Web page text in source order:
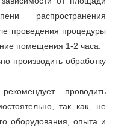
распространения
проведения процедуры
помещения 1-2 часа.
производить обработку
проводить
так как, не
оборудования, опыта и